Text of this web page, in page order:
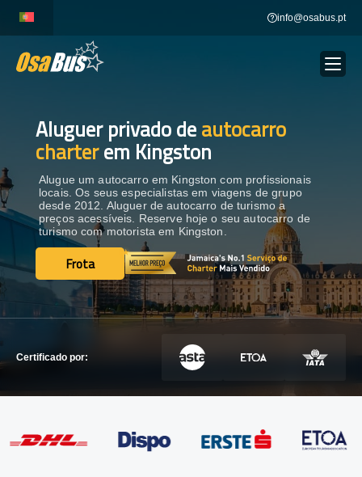
content
info@osabus.pt
ALUGUER DE AUTOCARROS
DESTINOS
FROTA
ENTRE EM CONTACTO
ENTRE EM CONTACTO
Aluguer privado deautocarro
charterem Kingston
Alugue um autocarro em Kingston com profissionais
locais. Os seus especialistas em viagens de grupo
desde 2012. Aluguer de autocarro de turismo a
preços acessíveis. Reserve hoje o seu autocarro de
turismo com motorista em Kingston.
Frota
Frota
Certificado por: